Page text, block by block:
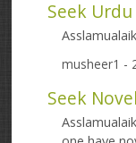
Seek
musheer1 -
Seek